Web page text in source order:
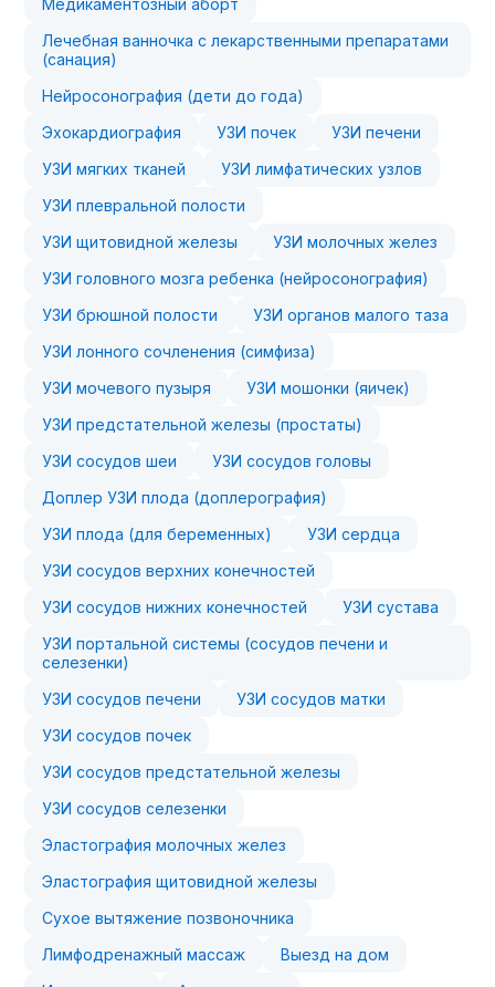
Медикаментозный аборт
Лечебная ванночка с лекарственными препаратами
(санация)
Нейросонография (дети до года)
Эхокардиография
УЗИ почек
УЗИ печени
УЗИ мягких тканей
УЗИ лимфатических узлов
УЗИ плевральной полости
УЗИ щитовидной железы
УЗИ молочных желез
УЗИ головного мозга ребенка (нейросонография)
УЗИ брюшной полости
УЗИ органов малого таза
УЗИ лонного сочленения (симфиза)
УЗИ мочевого пузыря
УЗИ мошонки (яичек)
УЗИ предстательной железы (простаты)
УЗИ сосудов шеи
УЗИ сосудов головы
Доплер УЗИ плода (доплерография)
УЗИ плода (для беременных)
УЗИ сердца
УЗИ сосудов верхних конечностей
УЗИ сосудов нижних конечностей
УЗИ сустава
УЗИ портальной системы (сосудов печени и
селезенки)
УЗИ сосудов печени
УЗИ сосудов матки
УЗИ сосудов почек
УЗИ сосудов предстательной железы
УЗИ сосудов селезенки
Эластография молочных желез
Эластография щитовидной железы
Сухое вытяжение позвоночника
Лимфодренажный массаж
Выезд на дом